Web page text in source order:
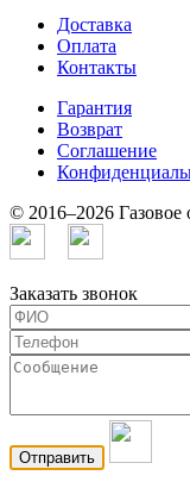
Доставка
Оплата
Контакты
Гарантия
Возврат
Cоглашение
© 2016–2026 Газовое
Заказать звонок